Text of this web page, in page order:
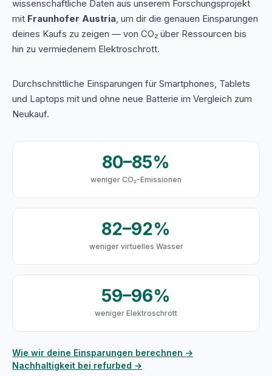
wissenschaftliche Daten aus unserem Forschungsprojekt
mit Fraunhofer Austria, um dir die genauen Einsparungen
deines Kaufs zu zeigen — von CO₂ über Ressourcen bis
hin zu vermiedenem Elektroschrott.
Durchschnittliche Einsparungen für Smartphones, Tablets
und Laptops mit und ohne neue Batterie im Vergleich zum
Neukauf.
80–85%
weniger CO₂-Emissionen
82–92%
weniger virtuelles Wasser
59–96%
weniger Elektroschrott
Wie wir deine Einsparungen berechnen →
Nachhaltigkeit bei refurbed →